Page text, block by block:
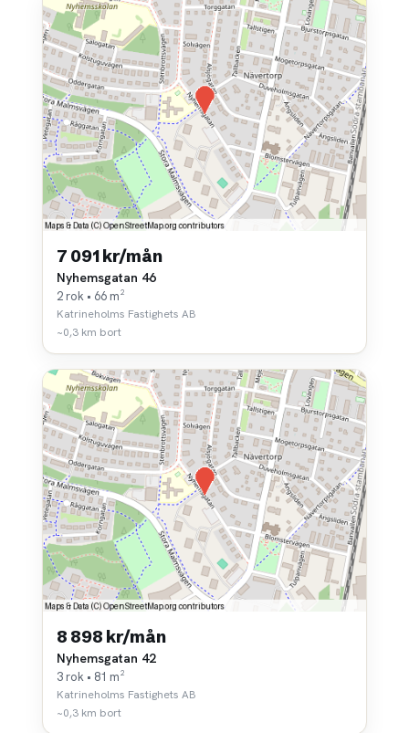
7 091 kr/mån
Nyhemsgatan 46
2 rok • 66 m²
Katrineholms Fastighets AB
~0,3 km bort
8 898 kr/mån
Nyhemsgatan 42
3 rok • 81 m²
Katrineholms Fastighets AB
~0,3 km bort